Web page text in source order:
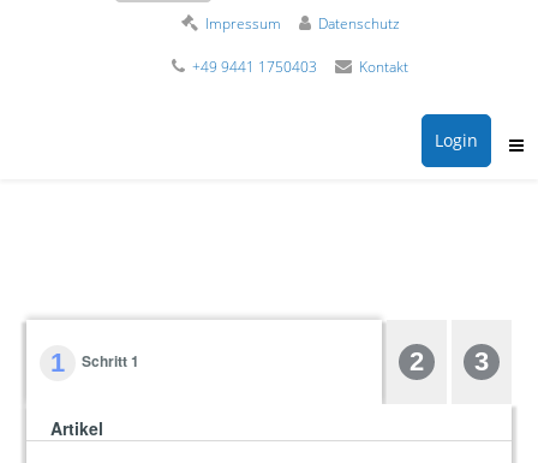
Impressum Datenschutz
+49 9441 1750403 Kontakt
Login